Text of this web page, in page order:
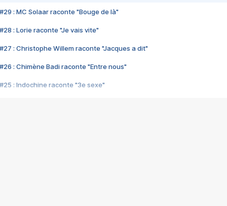
#29 : MC Solaar raconte "Bouge de là"
#28 : Lorie raconte "Je vais vite"
#27 : Christophe Willem raconte "Jacques a dit"
#26 : Chimène Badi raconte "Entre nous"
#25 : Indochine raconte "3e sexe"